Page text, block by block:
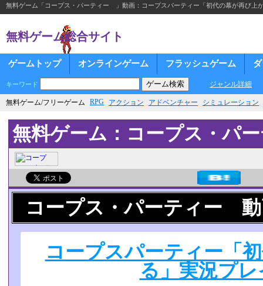
無料ゲーム「コープス・パーティー 」動画：コープスパーティー「初代の幕が再び上
無料ゲーム総合サイト
ゲームトップ オンラインゲーム フラッシュゲーム
キーワード ジャンル詳細
無料ゲーム/フリーゲーム RPG アクション アドベンチャー シミュレーション
無料ゲーム：コープス・パ
コープス・パーティー
コープスパーティー「
る」実況プ